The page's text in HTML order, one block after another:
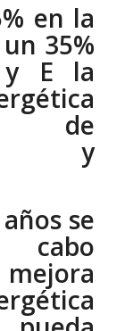
en la
35%
y E la
de
y
se
cabo